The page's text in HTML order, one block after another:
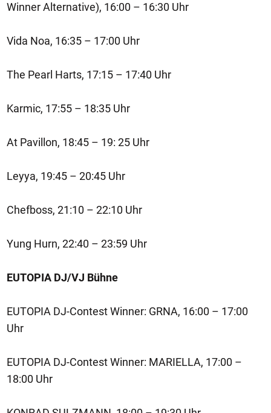
Winner Alternative), 16:00 – 16:30 Uhr
Vida Noa, 16:35 – 17:00 Uhr
The Pearl Harts, 17:15 – 17:40 Uhr
Karmic, 17:55 – 18:35 Uhr
At Pavillon, 18:45 – 19: 25 Uhr
Leyya, 19:45 – 20:45 Uhr
Chefboss, 21:10 – 22:10 Uhr
Yung Hurn, 22:40 – 23:59 Uhr
EUTOPIA DJ/VJ Bühne
EUTOPIA DJ-Contest Winner: GRNA, 16:00 – 17:00
Uhr
EUTOPIA DJ-Contest Winner: MARIELLA, 17:00 –
18:00 Uhr